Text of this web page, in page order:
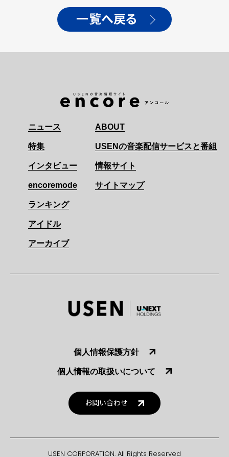
drops」Music Videoが
一覧へ戻る
ニュース
特集
インタビュー
encoremode
ランキング
アイドル
アーカイブ
ABOUT
USENの音楽配信サービスと番組
情報サイト
サイトマップ
個人情報保護方針
個人情報の取扱いについて
お問い合わせ
USEN CORPORATION. All Rights Reserved